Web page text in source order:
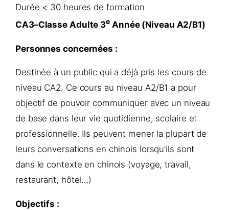
Durée < 30 heures de formation
CA3–Classe Adulte 3e Année (Niveau A2/B1)
Personnes concernées :
Destinée à un public qui a déjà pris les cours de
niveau CA2. Ce cours au niveau A2/B1 a pour
objectif de pouvoir communiquer avec un niveau
de base dans leur vie quotidienne, scolaire et
professionnelle. Ils peuvent mener la plupart de
leurs conversations en chinois lorsqu’ils sont
dans le contexte en chinois (voyage, travail,
restaurant, hôtel…)
Objectifs :